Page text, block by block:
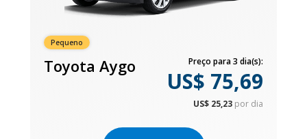
Pequeno
Toyota Aygo Preço para 3 dia(s):
US$ 75,69
US$ 25,23 por dia